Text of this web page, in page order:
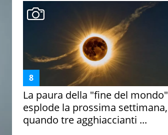
La paura della "fine del mondo"
esplode la prossima settimana,
quando tre agghiaccianti ...